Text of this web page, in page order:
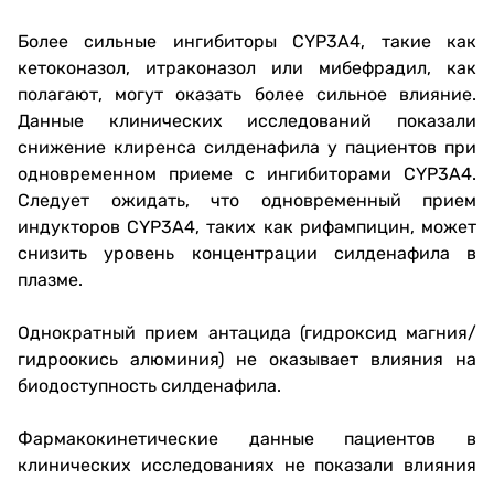
Более сильные ингибиторы CYP3A4, такие как
кетоконазол, итраконазол или мибефрадил, как
полагают, могут оказать более сильное влияние.
Данные клинических исследований показали
снижение клиренса силденафила у пациентов при
одновременном приеме с ингибиторами CYP3A4.
Следует ожидать, что одновременный прием
индукторов CYP3A4, таких как рифампицин, может
снизить уровень концентрации силденафила в
плазме.
Однократный прием антацида (гидроксид магния/
гидроокись алюминия) не оказывает влияния на
биодоступность силденафила.
Фармакокинетические данные пациентов в
клинических исследованиях не показали влияния